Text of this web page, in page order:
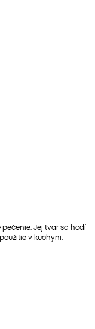
Jej tvar sa hodí
v kuchyni.